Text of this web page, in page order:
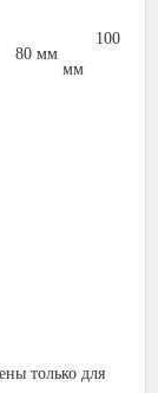
80 мм
100
мм
только для